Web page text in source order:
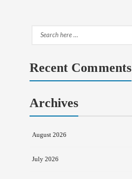
Search
Recent Comments
Archives
August 2026
July 2026